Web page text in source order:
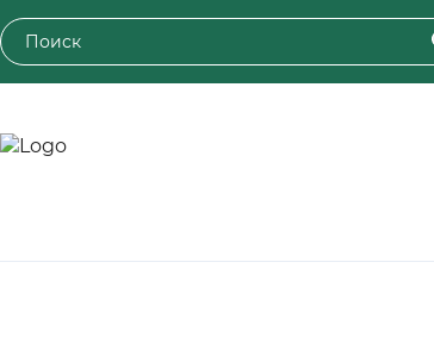
Toshkent davlat agrar universiteti